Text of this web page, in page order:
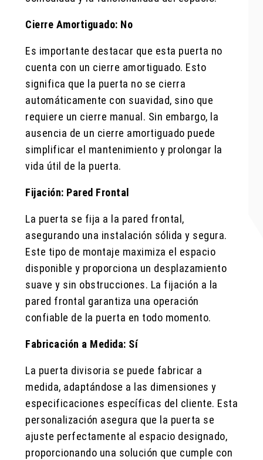
Cierre Amortiguado: No
Es importante destacar que esta puerta no
cuenta con un cierre amortiguado. Esto
significa que la puerta no se cierra
automáticamente con suavidad, sino que
requiere un cierre manual. Sin embargo, la
ausencia de un cierre amortiguado puede
simplificar el mantenimiento y prolongar la
vida útil de la puerta.
Fijación: Pared Frontal
La puerta se fija a la pared frontal,
asegurando una instalación sólida y segura.
Este tipo de montaje maximiza el espacio
disponible y proporciona un desplazamiento
suave y sin obstrucciones. La fijación a la
pared frontal garantiza una operación
confiable de la puerta en todo momento.
Fabricación a Medida: Sí
La puerta divisoria se puede fabricar a
medida, adaptándose a las dimensiones y
especificaciones específicas del cliente. Esta
personalización asegura que la puerta se
ajuste perfectamente al espacio designado,
proporcionando una solución que cumple con